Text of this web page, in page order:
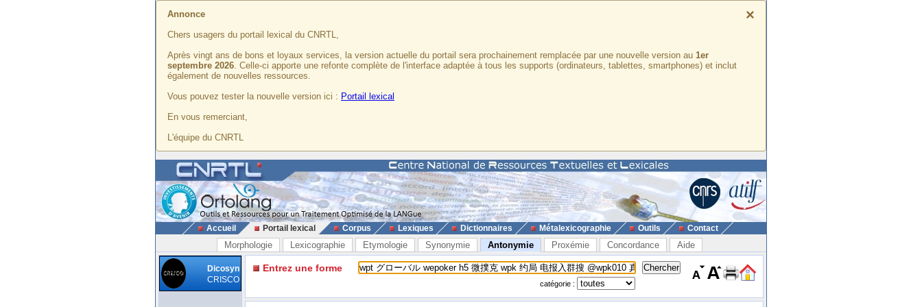
×
Annonce
Chers usagers du portail lexical du CNRTL,
Après vingt ans de bons et loyaux services, la version actuelle du portail sera prochainement remplacée par une nouvelle version au 1er
septembre 2026. Celle-ci apporte une refonte complète de l'interface adaptée à tous les supports (ordinateurs, tablettes, smartphones) et inclut
également de nouvelles ressources.
Vous pouvez tester la nouvelle version ici : Portail lexical
En vous remerciant,
L'équipe du CNRTL
Accueil Portail lexical Corpus Lexiques Dictionnaires Métalexicographie Outils Contact
Morphologie Lexicographie Etymologie Synonymie Antonymie Proxémie Concordance Aide
Dicosyn
CRISCO
Entrez une forme
catégorie :